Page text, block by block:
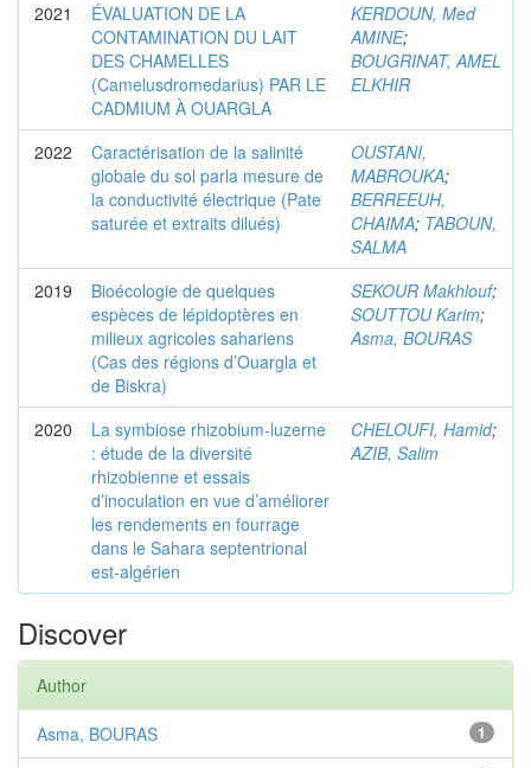
2021
ÉVALUATION DE LA
CONTAMINATION DU LAIT
DES CHAMELLES
(Camelusdromedarius) PAR LE
CADMIUM À OUARGLA
KERDOUN, Med
AMINE;
BOUGRINAT, AMEL
ELKHIR
2022
Caractérisation de la salinité
globale du sol parla mesure de
la conductivité électrique (Pate
saturée et extraits dilués)
OUSTANI,
MABROUKA;
BERREEUH,
CHAIMA; TABOUN,
SALMA
2019
Bioécologie de quelques
espèces de lépidoptères en
milieux agricoles sahariens
(Cas des régions d’Ouargla et
de Biskra)
SEKOUR Makhlouf;
SOUTTOU Karim;
Asma, BOURAS
2020
La symbiose rhizobium-luzerne
: étude de la diversité
rhizobienne et essais
d’inoculation en vue d’améliorer
les rendements en fourrage
dans le Sahara septentrional
est-algérien
CHELOUFI, Hamid;
AZIB, Salim
Discover
Author
1
Asma, BOURAS